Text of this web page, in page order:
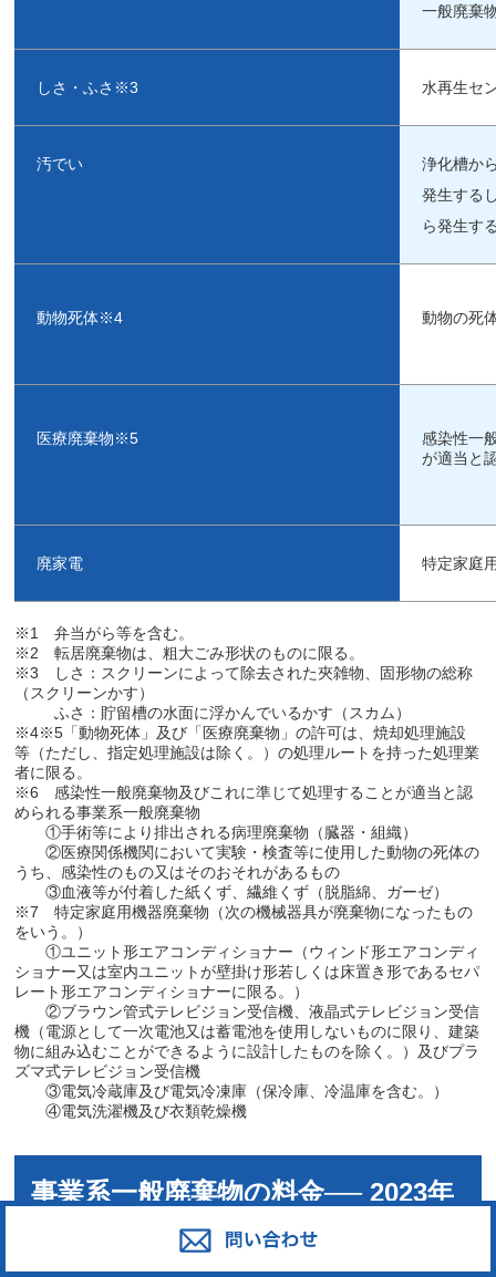
一般廃棄
しさ・ふさ※3 水再生セ
汚でい
浄化槽か
発生する
ら発生す
動物死体※4 動物の死
医療廃棄物※5
感染性一
が適当と
廃家電 特定家庭
※1
弁当がら等を含む。
※2 転居廃棄物は、粗大ごみ形状のものに限る。
※3 しさ：スクリーンによって除去された夾雑物、固形物の総称
（スクリーンかす）
ふさ：貯留槽の水面に浮かんでいるかす（スカム）
※4※5 「動物死体」及び「医療廃棄物」の許可は、焼却処理施設
等（ただし、指定処理施設は除く。）の処理ルートを持った処理業
者に限る。
※6 感染性一般廃棄物及びこれに準じて処理することが適当と認
められる事業系一般廃棄物
①手術等により排出される病理廃棄物（臓器・組織）
②医療関係機関において実験・検査等に使用した動物の死体の
うち、感染性のもの又はそのおそれがあるもの
③血液等が付着した紙くず、繊維くず（脱脂綿、ガーゼ）
※7 特定家庭用機器廃棄物（次の機械器具が廃棄物になったもの
をいう。）
①ユニット形エアコンディショナー（ウィンド形エアコンディ
ショナー又は室内ユニットが壁掛け形若しくは床置き形であるセパ
レート形エアコンディショナーに限る。）
②ブラウン管式テレビジョン受信機、液晶式テレビジョン受信
機（電源として一次電池又は蓄電池を使用しないものに限り、建築
物に組み込むことができるように設計したものを除く。）及びプラ
ズマ式テレビジョン受信機
③電気冷蔵庫及び電気冷凍庫（保冷庫、冷温庫を含む。）
④電気洗濯機及び衣類乾燥機
事業系一般廃棄物の料金── 2023年
10月から改定されました！